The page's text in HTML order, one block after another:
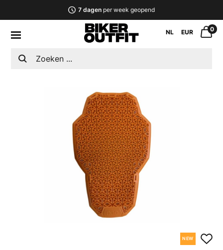
7 dagenper week geopend
NL EUR 0
NEW